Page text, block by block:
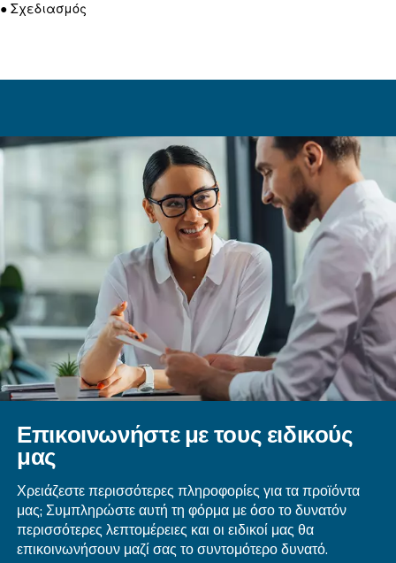
στροφών
αεροσυμπιεστών και του περιστροφικού
εξοπλισμού είναι η μετάδοση κίνησης
Αυτή η επιλογή, που προσφέρεται από τους
κοχλιοφόρους αεροσυμπιεστές, επιτρέπει σε
να παρέχει διάφορα επίπεδα ροής αέρα. Αυτό
εφικτό χάρη στον τρόπο με τον οποίο ένας
μετάδοσης κίνησης μεταβλητών στροφών
ταχύτητά του ανάλογα με τη ζήτηση αέρα. Η
μεταβλητής ταχύτητας έχει ως αποτέλεσμα
ενέργειας έως και 45%.
Εφαρμογές πεπιεσμένου αέρα
Υπάρχει ένα ευρύ φάσμα εφαρμογών όπου
πεπιεσμένος αέρας. Σε αυτές τις περιπτώσεις,
να ληφθούν υπόψη τα επίπεδα ποιότητας αέρα.
να ελέγχετε ποια κατηγορία ISO 8573-1
εφαρμογή σας. Αυτό θα βοηθήσει στον
σωστών φίλτρων, ξηραντών και άλλου